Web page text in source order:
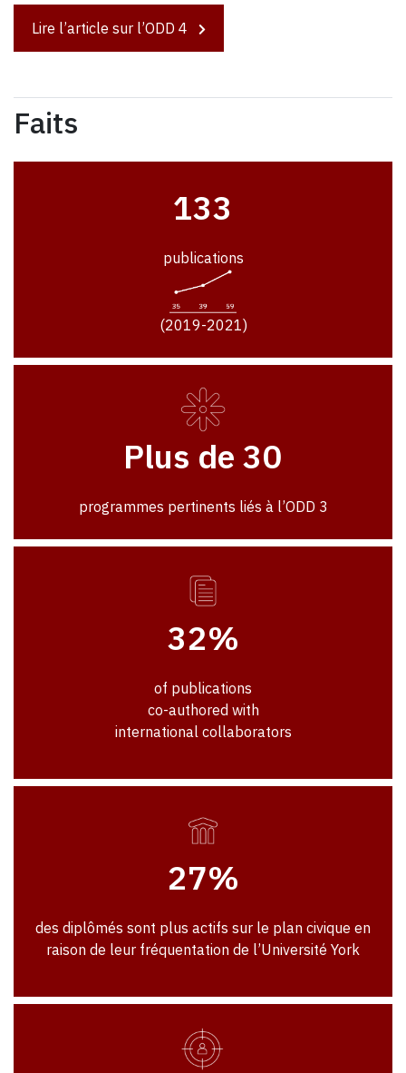
Lire l’article sur l’ODD 4
Faits
133
publications
(2019-2021)
Plus de 30
programmes pertinents liés à l’ODD 3
32%
of publications
co-authored with
international collaborators
27%
des diplômés sont plus actifs sur le plan civique en
raison de leur fréquentation de l’Université York